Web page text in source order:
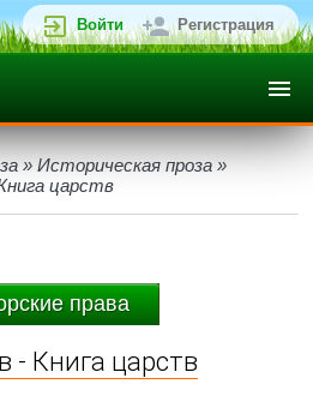
Войти Регистрация
» Историческая проза »
царств
права
- Книга царств